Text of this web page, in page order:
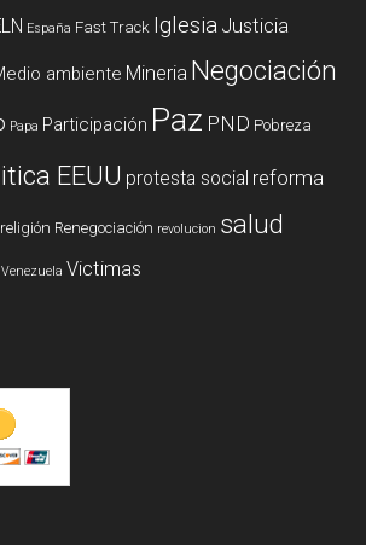
España Fast Track Iglesia Justicia
ambiente Mineria Negociación
Papa Participación Paz PND Pobreza
EEUU protesta social reforma
religión Renegociación revolucion salud
Venezuela Victimas